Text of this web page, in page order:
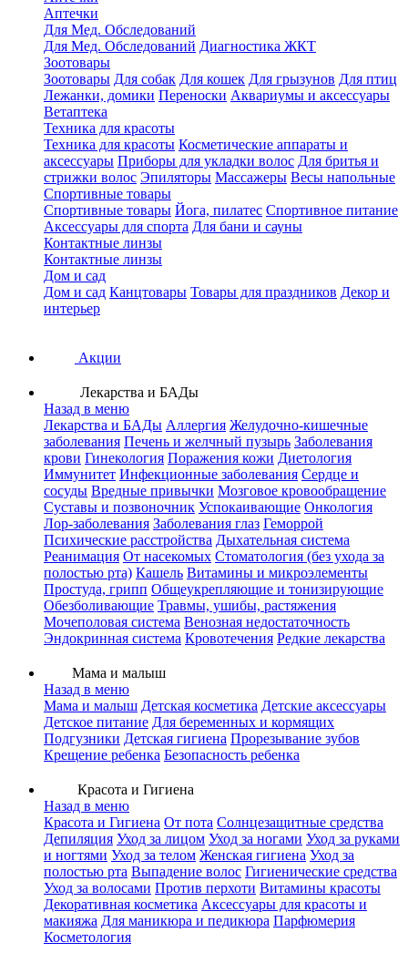
Аптечки
Для Мед. Обследований
Для Мед. Обследований Диагностика ЖКТ
Зоотовары
Зоотовары Для собак Для кошек Для грызунов Для птиц
Лежанки, домики Переноски Аквариумы и аксессуары
Ветаптека
Техника для красоты
Техника для красоты Косметические аппараты и
аксессуары Приборы для укладки волос Для бритья и
стрижки волос Эпиляторы Массажеры Весы напольные
Спортивные товары
Спортивные товары Йога, пилатес Спортивное питание
Аксессуары для спорта Для бани и сауны
Контактные линзы
Контактные линзы
Дом и сад
Дом и сад Канцтовары Товары для праздников Декор и
интерьер
Акции
Лекарства и БАДы
Назад в меню
Лекарства и БАДы Аллергия Желудочно-кишечные
заболевания Печень и желчный пузырь Заболевания
крови Гинекология Поражения кожи Диетология
Иммунитет Инфекционные заболевания Сердце и
сосуды Вредные привычки Мозговое кровообращение
Суставы и позвоночник Успокаивающие Онкология
Лор-заболевания Заболевания глаз Геморрой
Психические расстройства Дыхательная система
Реанимация От насекомых Стоматология (без ухода за
полостью рта) Кашель Витамины и микроэлементы
Простуда, грипп Общеукрепляющие и тонизирующие
Обезболивающие Травмы, ушибы, растяжения
Мочеполовая система Венозная недостаточность
Эндокринная система Кровотечения Редкие лекарства
Мама и малыш
Назад в меню
Мама и малыш Детская косметика Детские аксессуары
Детское питание Для беременных и кормящих
Подгузники Детская гигиена Прорезывание зубов
Крещение ребенка Безопасность ребенка
Красота и Гигиена
Назад в меню
Красота и Гигиена От пота Солнцезащитные средства
Депиляция Уход за лицом Уход за ногами Уход за руками
и ногтями Уход за телом Женская гигиена Уход за
полостью рта Выпадение волос Гигиенические средства
Уход за волосами Против перхоти Витамины красоты
Декоративная косметика Аксессуары для красоты и
макияжа Для маникюра и педикюра Парфюмерия
Косметология